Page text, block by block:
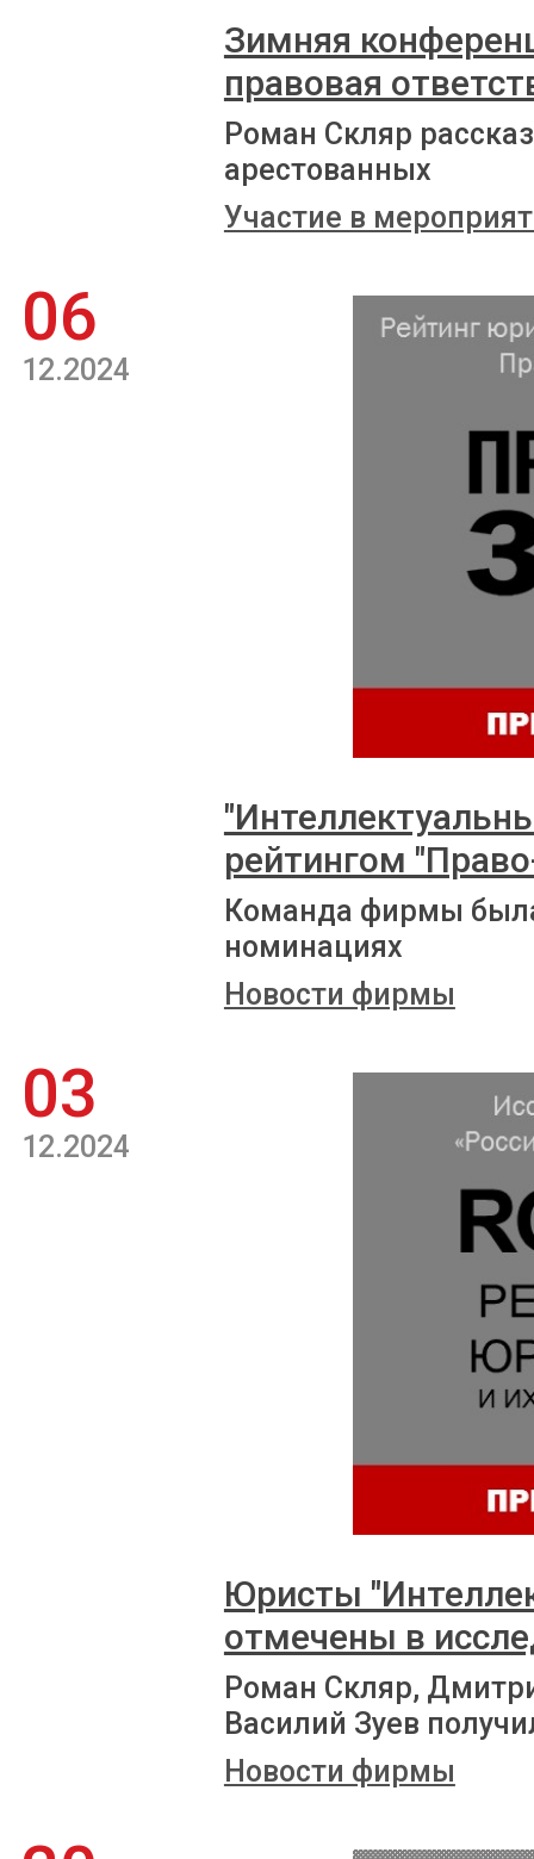
Зимняя
правовая
Роман Скляр
арестованных
Участие в
06
12.2024
рейтингом
Команда фирмы
номинациях
Новости фирмы
03
12.2024
Юристы
отмечены в
Роман Скляр,
Василий Зуев
Новости фирмы